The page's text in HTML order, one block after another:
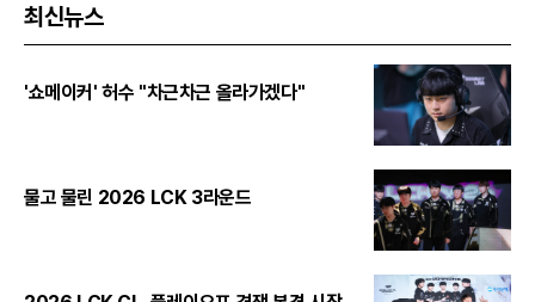
최신뉴스
'쇼메이커' 허수 "차근차근 올라가겠다"
물고 물린 2026 LCK 3라운드